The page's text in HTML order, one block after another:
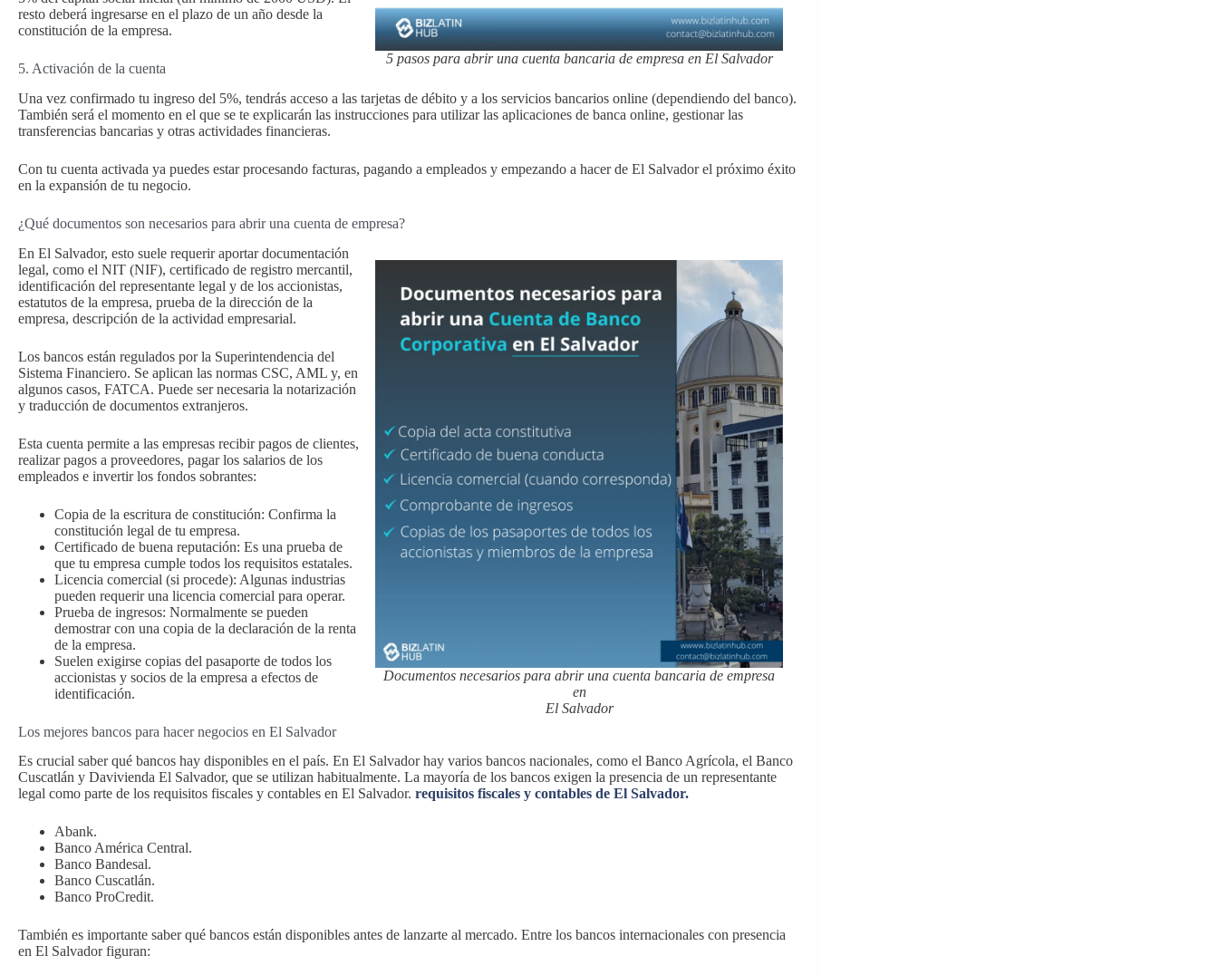
5 pasos para abrir una cuenta bancaria de empresa en El Salvador
resto deberá ingresarse en el plazo de un año desde la
constitución de la empresa.
5. Activación de la cuenta
Una vez confirmado tu ingreso del 5%, tendrás acceso a las tarjetas de débito y a los servicios bancarios online (dependiendo del banco).
También será el momento en el que se te explicarán las instrucciones para utilizar las aplicaciones de banca online, gestionar las
transferencias bancarias y otras actividades financieras.
Con tu cuenta activada ya puedes estar procesando facturas, pagando a empleados y empezando a hacer de El Salvador el próximo éxito
en la expansión de tu negocio.
¿Qué documentos son necesarios para abrir una cuenta de empresa?
Documentos necesarios para abrir una cuenta bancaria de empresa
en
El Salvador
En El Salvador, esto suele requerir aportar documentación
legal, como el NIT (NIF), certificado de registro mercantil,
identificación del representante legal y de los accionistas,
estatutos de la empresa, prueba de la dirección de la
empresa, descripción de la actividad empresarial.
Los bancos están regulados por la Superintendencia del
Sistema Financiero. Se aplican las normas CSC, AML y, en
algunos casos, FATCA. Puede ser necesaria la notarización
y traducción de documentos extranjeros.
Esta cuenta permite a las empresas recibir pagos de clientes,
realizar pagos a proveedores, pagar los salarios de los
empleados e invertir los fondos sobrantes:
Copia de la escritura de constitución: Confirma la
constitución legal de tu empresa.
Certificado de buena reputación: Es una prueba de
que tu empresa cumple todos los requisitos estatales.
Licencia comercial (si procede): Algunas industrias
pueden requerir una licencia comercial para operar.
Prueba de ingresos: Normalmente se pueden
demostrar con una copia de la declaración de la renta
de la empresa.
Suelen exigirse copias del pasaporte de todos los
accionistas y socios de la empresa a efectos de
identificación.
Los mejores bancos para hacer negocios en El Salvador
Es crucial saber qué bancos hay disponibles en el país. En El Salvador hay varios bancos nacionales, como el Banco Agrícola, el Banco
Cuscatlán y Davivienda El Salvador, que se utilizan habitualmente. La mayoría de los bancos exigen la presencia de un representante
legal como parte de los requisitos fiscales y contables en El Salvador. requisitos fiscales y contables de El Salvador.
Abank.
Banco América Central.
Banco Bandesal.
Banco Cuscatlán.
Banco ProCredit.
También es importante saber qué bancos están disponibles antes de lanzarte al mercado. Entre los bancos internacionales con presencia
en El Salvador figuran: